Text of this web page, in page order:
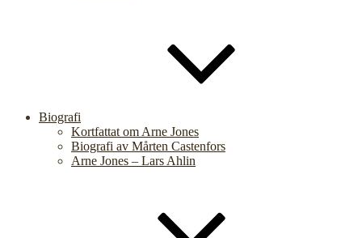
Biografi
Kortfattat om Arne Jones
Biografi av Mårten Castenfors
Arne Jones – Lars Ahlin